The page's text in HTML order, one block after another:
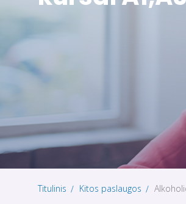
Titulinis Kitos paslaugos